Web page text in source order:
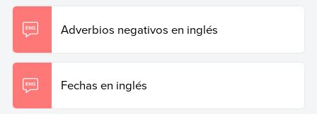
Adverbios negativos en inglés
Fechas en inglés